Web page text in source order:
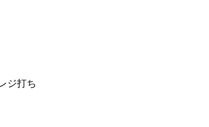
ジ打ち